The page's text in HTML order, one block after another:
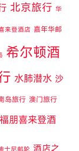
北京旅行 华
来登酒店 嘉年华邮
希尔顿酒
水肺潜水 沙
岛旅行 澳门旅行
福朋喜来登酒
士尼邮轮 酒店之